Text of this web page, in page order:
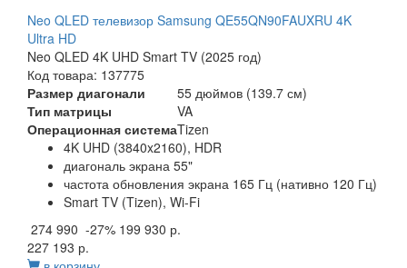
Neo QLED телевизор Samsung QE55QN90FAUXRU 4K
Ultra HD
Neo QLED 4K UHD Smart TV (2025 год)
Код товара: 137775
Размер диагонали
55 дюймов (139.7 см)
Тип матрицы
VA
Операционная системаTizen
4K UHD (3840x2160), HDR
диагональ экрана 55"
частота обновления экрана 165 Гц (нативно 120 Гц)
Smart TV (Tizen), Wi-Fi
274 990 -27% 199 930 р.
227 193 р.